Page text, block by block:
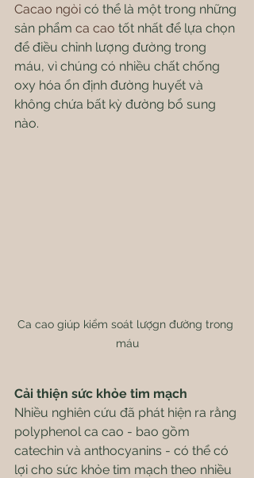
Cacao ngòi có thể là một trong những
sản phẩm ca cao tốt nhất để lựa chọn
để điều chỉnh lượng đường trong
máu, vì chúng có nhiều chất chống
oxy hóa ổn định đường huyết và
không chứa bất kỳ đường bổ sung
nào.
Ca cao giúp kiểm soát lượgn đường trong
máu
Cải thiện sức khỏe tim mạch
Nhiều nghiên cứu đã phát hiện ra rằng
polyphenol ca cao - bao gồm
catechin và anthocyanins - có thể có
lợi cho sức khỏe tim mạch theo nhiều